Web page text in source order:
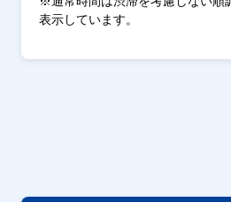
表示しています。